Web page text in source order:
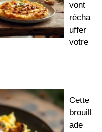
vont
récha
uffer
votre
Cette
brouill
ade